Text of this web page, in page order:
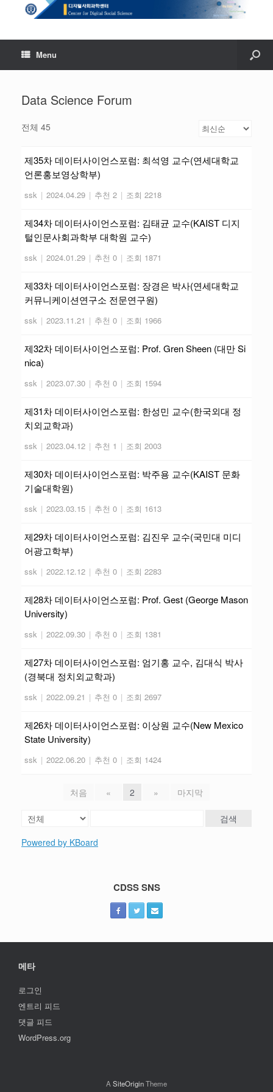
Menu
Data Science Forum
전체 45
제35차 데이터사이언스포럼: 최석영 교수(연세대학교
언론홍보영상학부)
ssk | 2024.04.29 | 추천 2 | 조회 2218
제34차 데이터사이언스포럼: 김태균 교수(KAIST 디지
털인문사회과학부 대학원 교수)
ssk | 2024.01.29 | 추천 0 | 조회 1871
제33차 데이터사이언스포럼: 장경은 박사(연세대학교
커뮤니케이션연구소 전문연구원)
ssk | 2023.11.21 | 추천 0 | 조회 1966
제32차 데이터사이언스포럼: Prof. Gren Sheen (대만 Si
nica)
ssk | 2023.07.30 | 추천 0 | 조회 1594
제31차 데이터사이언스포럼: 한성민 교수(한국외대 정
치외교학과)
ssk | 2023.04.12 | 추천 1 | 조회 2003
제30차 데이터사이언스포럼: 박주용 교수(KAIST 문화
기술대학원)
ssk | 2023.03.15 | 추천 0 | 조회 1613
제29차 데이터사이언스포럼: 김진우 교수(국민대 미디
어광고학부)
ssk | 2022.12.12 | 추천 0 | 조회 2283
제28차 데이터사이언스포럼: Prof. Gest (George Mason
University)
ssk | 2022.09.30 | 추천 0 | 조회 1381
제27차 데이터사이언스포럼: 엄기홍 교수, 김대식 박사
(경북대 정치외교학과)
ssk | 2022.09.21 | 추천 0 | 조회 2697
제26차 데이터사이언스포럼: 이상원 교수(New Mexico
State University)
ssk | 2022.06.20 | 추천 0 | 조회 1424
처음 « 2 » 마지막
검색
Powered by KBoard
CDSS SNS
메타
로그인
엔트리 피드
댓글 피드
WordPress.org
A SiteOriginTheme